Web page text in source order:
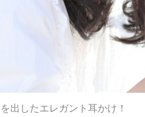
出したエレガント耳かけ！